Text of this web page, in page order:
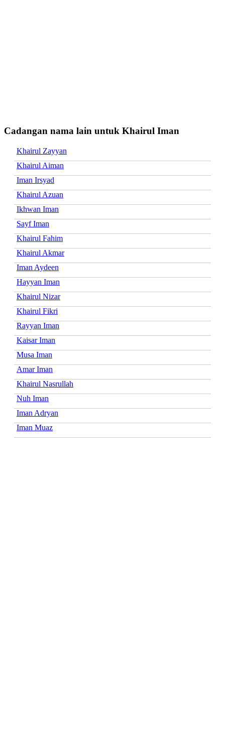
Cadangan nama lain untuk Khairul Iman
Khairul Zayyan
Khairul Aiman
Iman Irsyad
Khairul Azuan
Ikhwan Iman
Sayf Iman
Khairul Fahim
Khairul Akmar
Iman Aydeen
Hayyan Iman
Khairul Nizar
Khairul Fikri
Rayyan Iman
Kaisar Iman
Musa Iman
Amar Iman
Khairul Nasrullah
Nuh Iman
Iman Adryan
Iman Muaz